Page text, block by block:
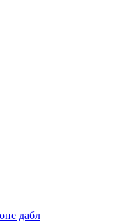
дабл